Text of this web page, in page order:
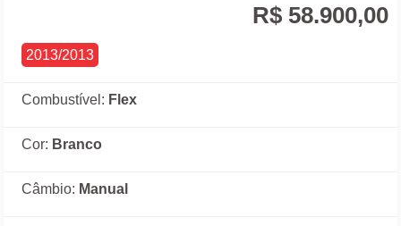
R$ 58.900,00
2013/2013
Combustível: Flex
Cor: Branco
Câmbio: Manual